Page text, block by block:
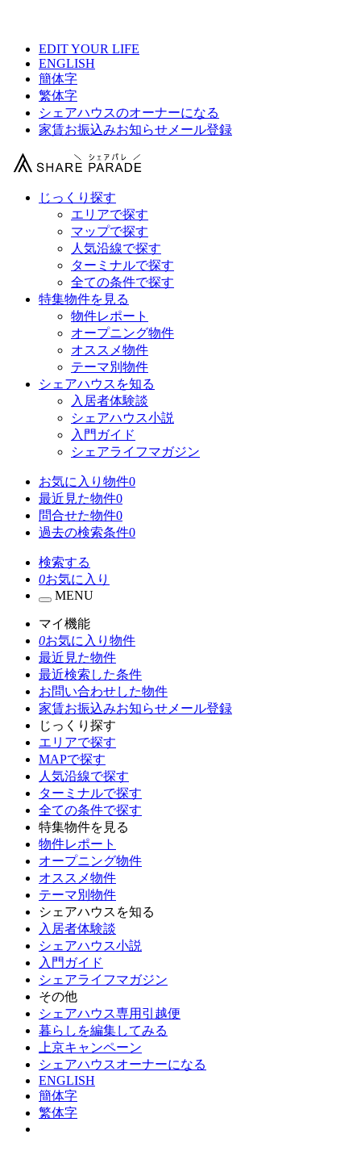
EDIT YOUR LIFE
ENGLISH
簡体字
繁体字
シェアハウスのオーナーになる
家賃お振込みお知らせメール登録
じっくり探す
エリアで探す
マップで探す
人気沿線で探す
ターミナルで探す
全ての条件で探す
特集物件を見る
物件レポート
オープニング物件
オススメ物件
テーマ別物件
シェアハウスを知る
入居者体験談
シェアハウス小説
入門ガイド
シェアライフマガジン
お気に入り物件0
最近見た物件0
問合せた物件0
過去の検索条件0
検索する
0お気に入り
MENU
マイ機能
0お気に入り物件
最近見た物件
最近検索した条件
お問い合わせした物件
家賃お振込みお知らせメール登録
じっくり探す
エリアで探す
MAPで探す
人気沿線で探す
ターミナルで探す
全ての条件で探す
特集物件を見る
物件レポート
オープニング物件
オススメ物件
テーマ別物件
シェアハウスを知る
入居者体験談
シェアハウス小説
入門ガイド
シェアライフマガジン
その他
シェアハウス専用引越便
暮らしを編集してみる
上京キャンペーン
シェアハウスオーナーになる
ENGLISH
簡体字
繁体字